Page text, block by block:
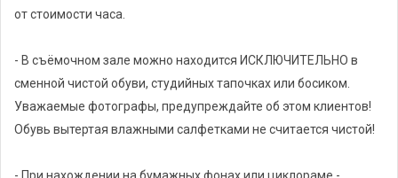
от стоимости часа.
- В съёмочном зале можно находится ИСКЛЮЧИТЕЛЬНО в
сменной чистой обуви, студийных тапочках или босиком.
Уважаемые фотографы, предупреждайте об этом клиентов!
Обувь вытертая влажными салфетками не считается чистой!